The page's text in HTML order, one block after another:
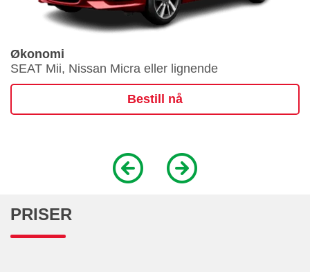
Økonomi
SEAT Mii, Nissan Micra eller lignende
Bestill nå
PRISER